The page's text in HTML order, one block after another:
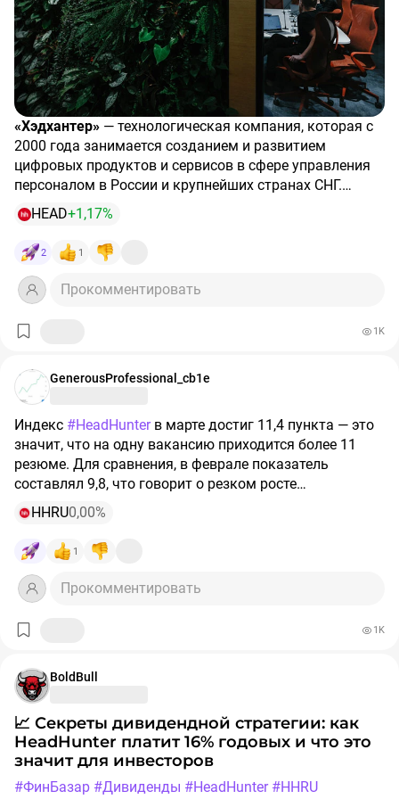
«Хэдхантер» — технологическая компания, которая c
2000 года занимается созданием и развитием
цифровых продуктов и сервисов в сфере управления
персоналом в России и крупнейших странах СНГ.
Главным активом компании является сайт hh.ru.
Так как формат базара не предлагает посты в стиле
многобукв, то прочитать мой обзор на компанию
можно по 👉 ссылке
Разбор сделан на данных за полный 2025 год.
Пишите свои идеи и мысли по компании, будет
интересно обсудить👇
рекомендацией. Его цель - не сделать выбор за вас, а
помочь принять собственное решение. Всегда думайте
своей головой, прежде чем инвестировать деньги.
$HEAD
#hh
#headhunter
#хэдхантер
#фундаментальныйанализ
HEAD+1,17%
2 1
Прокомментировать
1K
GenerousProfessional_cb1e
Индекс #HeadHunterв марте достиг 11,4 пункта — это
значит, что на одну вакансию приходится более 11
резюме. Для сравнения, в феврале показатель
составлял 9,8, что говорит о резком росте
конкуренции среди соискателей. Эксперты отмечают:
если индекс превысит 12, это будет означать крайне
высокий уровень конкуренции и серьёзное давление
на рынок труда.
$HHRU
HHRU0,00%
1
Прокомментировать
1K
BoldBull
📈 Секреты дивидендной стратегии: как
HeadHunter платит 16% годовых и что это
значит для инвесторов
#ФинБазар #Дивиденды #HeadHunter #HHRU